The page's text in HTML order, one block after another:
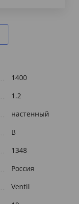
1400
1.2
настенный
В
1348
Россия
Ventil